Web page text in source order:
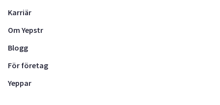
Karriär
Om Yepstr
Blogg
För företag
Yeppar